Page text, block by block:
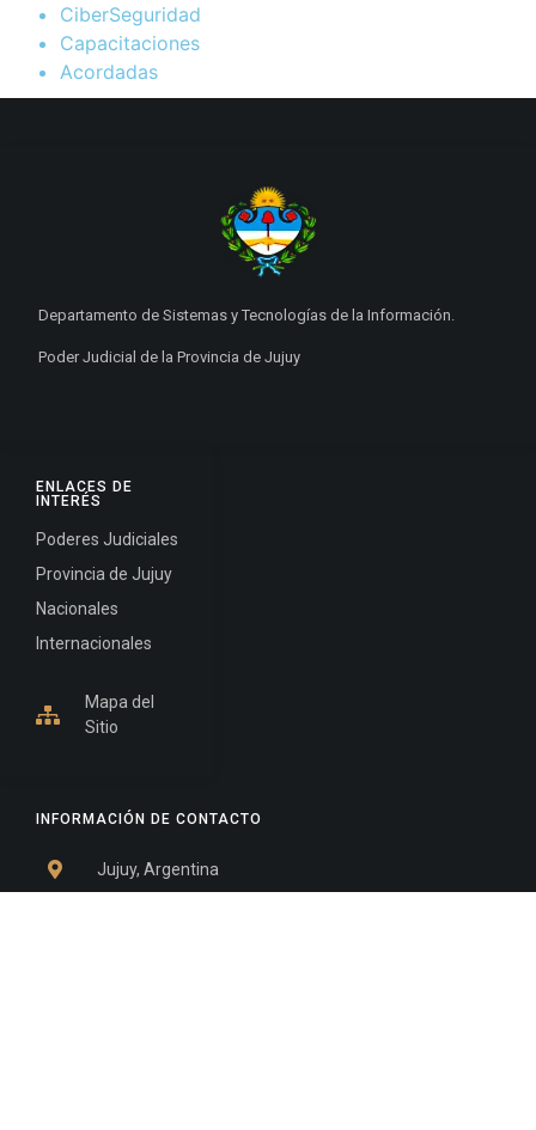
CiberSeguridad
Capacitaciones
Acordadas
INFORMACIÓN DE CONTACTO
Jujuy, Argentina
ENLACES DE
INTERÉS
Poderes Judiciales
Provincia de Jujuy
Nacionales
Internacionales
Mapa del
Sitio
Departamento de Sistemas y Tecnologías de la Información.
Poder Judicial de la Provincia de Jujuy